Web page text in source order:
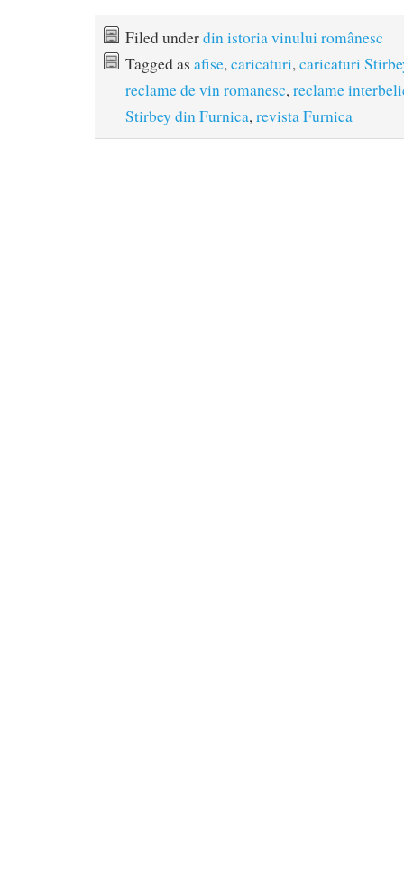
Filed underdin istoria vinului românesc
Tagged as afise,caricaturi,caricaturi
reclame de vin romanesc,reclame
Stirbey din Furnica,revista Furnica